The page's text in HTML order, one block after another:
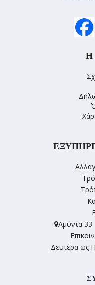
Η
Αμύντα 33
Δευτέρα ως